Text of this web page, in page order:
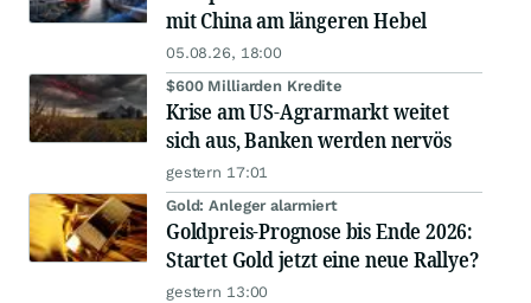
mit China am längeren Hebel
05.08.26, 18:00
$600 Milliarden Kredite
Krise am US-Agrarmarkt weitet
sich aus, Banken werden nervös
gestern 17:01
Gold: Anleger alarmiert
Goldpreis-Prognose bis Ende 2026:
Startet Gold jetzt eine neue Rallye?
gestern 13:00